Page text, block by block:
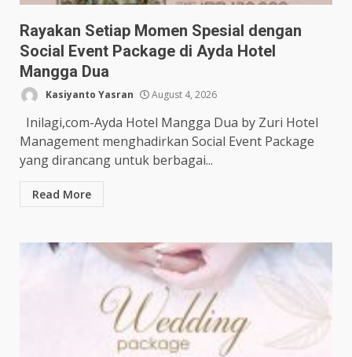
Rayakan Setiap Momen Spesial dengan
Social Event Package di Ayda Hotel
Mangga Dua
Kasiyanto Yasran August 4, 2026
Inilagi,com-Ayda Hotel Mangga Dua by Zuri Hotel
Management menghadirkan Social Event Package
yang dirancang untuk berbagai...
Read More